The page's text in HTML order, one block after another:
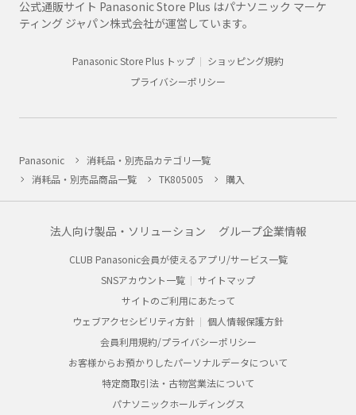
公式通販サイト Panasonic Store Plus はパナソニック マーケ
ティング ジャパン株式会社が運営しています。
Panasonic Store Plus トップ
ショッピング規約
プライバシーポリシー
Panasonic
消耗品・別売品カテゴリ一覧
消耗品・別売品商品一覧
TK805005 購入
法人向け製品・ソリューション グループ企業情報
CLUB Panasonic会員が使えるアプリ/サービス一覧
SNSアカウント一覧
サイトマップ
サイトのご利用にあたって
ウェブアクセシビリティ方針
個人情報保護方針
会員利用規約/プライバシーポリシー
お客様からお預かりしたパーソナルデータについて
特定商取引法・古物営業法について
パナソニックホールディングス